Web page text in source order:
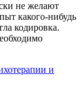
не желают
какого-нибудь
кодировка.
и